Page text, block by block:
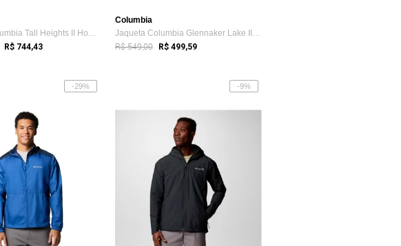
Jaqueta Columbia Tall Heights II Hooded ...
R$ 744,43
Columbia
Jaqueta Columbia Glennaker Lake II Rain ...
R$ 549,00 R$ 499,59
-29% -9%